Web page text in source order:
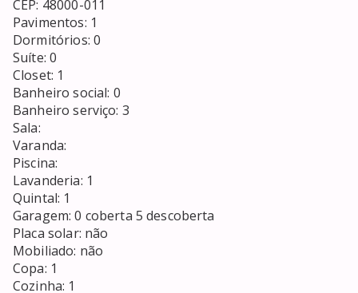
CEP: 48000-011
Pavimentos: 1
Dormitórios: 0
Suíte: 0
Closet: 1
Banheiro social: 0
Banheiro serviço: 3
Sala:
Varanda:
Piscina:
Lavanderia: 1
Quintal: 1
Garagem: 0 coberta 5 descoberta
Placa solar: não
Mobiliado: não
Copa: 1
Cozinha: 1